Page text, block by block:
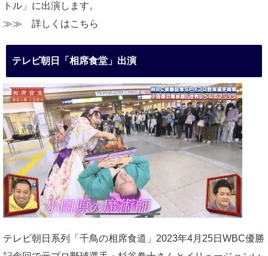
トル」に出演します。
≫≫ 詳しくはこちら
テレビ朝日「相席食堂」出演
テレビ朝日系列「千鳥の相席食道」2023年4月25日WBC優勝